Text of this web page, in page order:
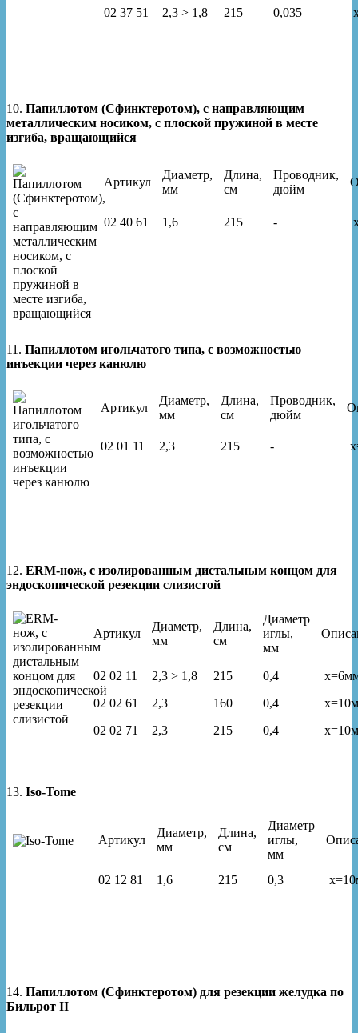
02 37 51 2,3 > 1,8 215 0,035
10. Папиллотом (Сфинктеротом), с направляющим
металлическим носиком, с плоской пружиной в месте
изгиба, вращающийся
Артикул
Диаметр,
мм
Длина,
см
Проводник,
дюйм
02 40 61 1,6 215 -
11. Папиллотом игольчатого типа, с возможностью
инъекции через канюлю
Артикул
Диаметр,
мм
Длина,
см
Проводник,
дюйм
02 01 11 2,3 215 -
12. ERM-нож, с изолированным дистальным концом для
эндоскопической резекции слизистой
Артикул
Диаметр,
мм
Длина,
см
Диаметр
иглы,
мм
02 02 11 2,3 > 1,8 215 0,4
02 02 61
2,3 160 0,4
02 02 71
2,3 215 0,4
13. Iso-Tome
Артикул
Диаметр,
мм
Длина,
см
Диаметр
иглы,
мм
02 12 81 1,6 215 0,3
14. Папиллотом (Сфинктеротом) для резекции желудка по
Бильрот II